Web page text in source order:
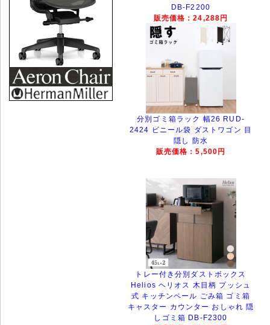
DB-F2200
販売価格：24,288円
分別ゴミ箱ラック 幅26 RUD-
2424 ビニール袋 ダストワゴン 目
隠し 防水
販売価格：5,500円
トレー付き分別ダストボックス
Helios ヘリオス 木目柄 プッシュ
式 キッチンペール ごみ箱 ゴミ箱
キャスター カウンター おしゃれ 隠
しゴミ箱 DB-F2300